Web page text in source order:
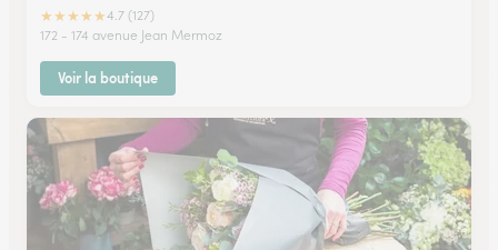
★★★★★4.7 (127)
172 - 174 avenue Jean Mermoz
Voir la boutique